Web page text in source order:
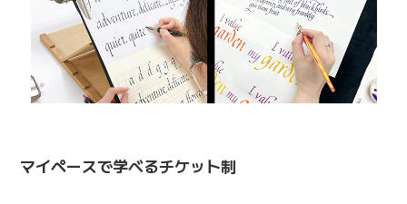
マイペースで学べるチケット制